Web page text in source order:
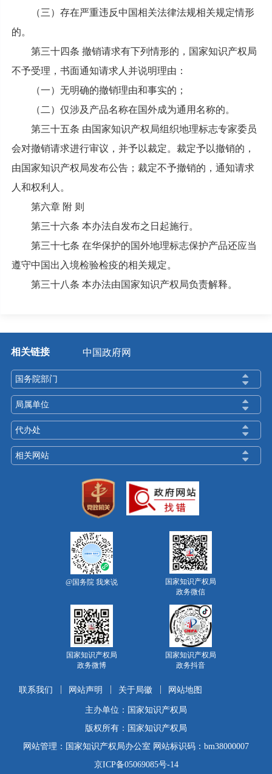
（三）存在严重违反中国相关法律法规相关规定情形
的。
第三十四条 撤销请求有下列情形的，国家知识产权局
不予受理，书面通知请求人并说明理由：
（一）无明确的撤销理由和事实的；
（二）仅涉及产品名称在国外成为通用名称的。
第三十五条 由国家知识产权局组织地理标志专家委员
会对撤销请求进行审议，并予以裁定。裁定予以撤销的，
由国家知识产权局发布公告；裁定不予撤销的，通知请求
人和权利人。
第六章 附 则
第三十六条 本办法自发布之日起施行。
第三十七条 在华保护的国外地理标志保护产品还应当
遵守中国出入境检验检疫的相关规定。
第三十八条 本办法由国家知识产权局负责解释。
相关链接 中国政府网
国务院部门
局属单位
代办处
相关网站
@国务院 我来说
国家知识产权局
政务微信
国家知识产权局
政务微博
国家知识产权局
政务抖音
联系我们 网站声明 关于局徽 网站地图
主办单位：国家知识产权局
版权所有：国家知识产权局
网站管理：国家知识产权局办公室 网站标识码：bm38000007
京ICP备05069085号-14